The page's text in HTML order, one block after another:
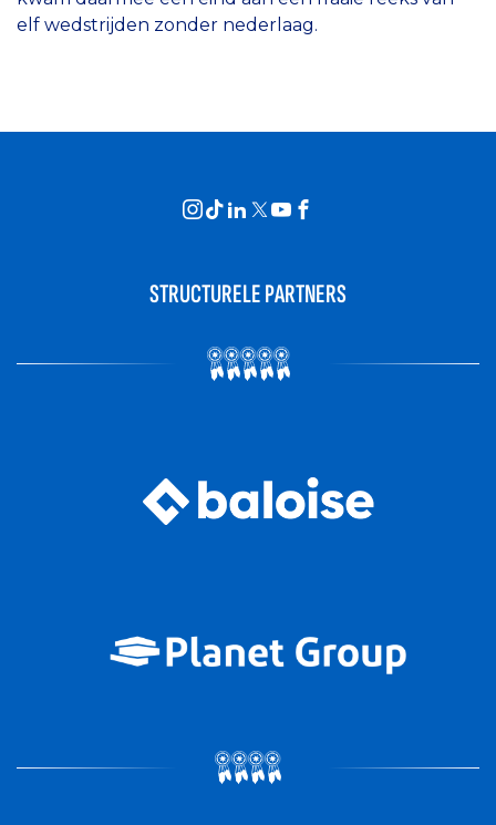
elf wedstrijden zonder nederlaag.
STRUCTURELE PARTNERS